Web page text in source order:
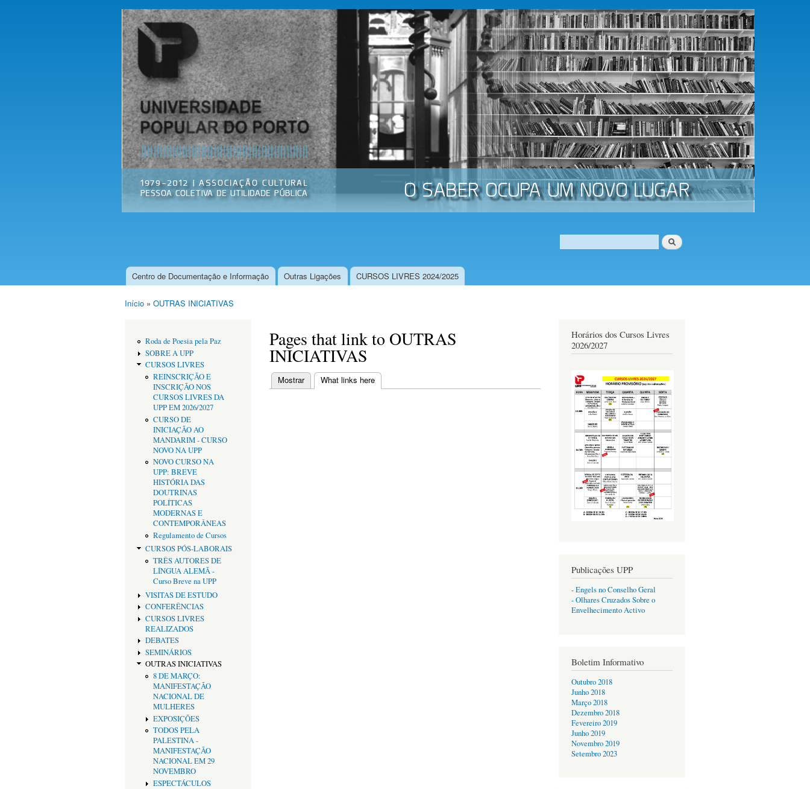
Passar
para o
conteúdo
principal
Universidade
Popular do
Porto
Associação
Cultural
Formulário de procura
Procurar
Menu principal
Centro de Documentação e Informação Outras Ligações CURSOS LIVRES 2024/2025
Início » OUTRAS INICIATIVAS
Roda de Poesia pela Paz
SOBRE A UPP
CURSOS LIVRES
REINSCRIÇÃO E
INSCRIÇÃO NOS
CURSOS LIVRES DA
UPP EM 2026/2027
CURSO DE
INICIAÇÃO AO
MANDARIM - CURSO
NOVO NA UPP
NOVO CURSO NA
UPP: BREVE
HISTÓRIA DAS
DOUTRINAS
POLÍTICAS
MODERNAS E
CONTEMPORÂNEAS
Regulamento de Cursos
CURSOS PÓS-LABORAIS
TRÊS AUTORES DE
LÍNGUA ALEMÃ -
Curso Breve na UPP
VISITAS DE ESTUDO
CONFERÊNCIAS
CURSOS LIVRES
REALIZADOS
DEBATES
SEMINÁRIOS
OUTRAS INICIATIVAS
8 DE MARÇO:
MANIFESTAÇÃO
NACIONAL DE
MULHERES
EXPOSIÇÕES
TODOS PELA
PALESTINA -
MANIFESTAÇÃO
NACIONAL EM 29
NOVEMBRO
ESPECTÁCULOS
Pages that link to OUTRAS
INICIATIVAS
Separadores primários
Mostrar What links here
Horários dos Cursos Livres
2026/2027
Publicações UPP
- Engels no Conselho Geral
- Olhares Cruzados Sobre o
Envelhecimento Activo
Boletim Informativo
Outubro 2018
Junho 2018
Março 2018
Dezembro 2018
Fevereiro 2019
Junho 2019
Novembro 2019
Setembro 2023